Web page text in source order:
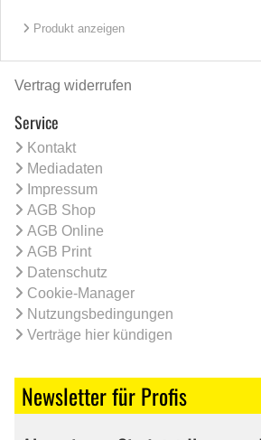
Produkt anzeigen
Vertrag widerrufen
Service
Kontakt
Mediadaten
Impressum
AGB Shop
AGB Online
AGB Print
Datenschutz
Cookie-Manager
Nutzungsbedingungen
Verträge hier kündigen
Newsletter für Profis